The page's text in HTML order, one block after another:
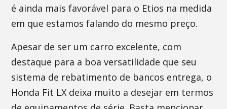
é ainda mais favorável para o Etios na medida
em que estamos falando do mesmo preço.
Apesar de ser um carro excelente, com
destaque para a boa versatilidade que seu
sistema de rebatimento de bancos entrega, o
Honda Fit LX deixa muito a desejar em termos